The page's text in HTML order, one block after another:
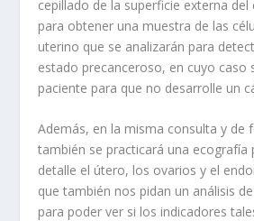
cepillado de la superficie externa
para obtener una muestra de las
uterino que se analizarán para
estado precanceroso, en cuyo caso
paciente para que no desarrolle un
Además, en la misma consulta y de
también se practicará una ecografía
detalle el útero, los ovarios y el
que también nos pidan un análisis
para poder ver si los indicadores